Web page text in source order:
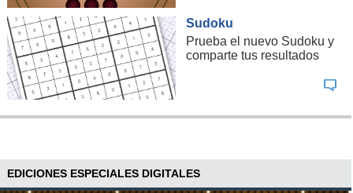
Sudoku
Prueba el nuevo Sudoku y
comparte tus resultados
EDICIONES ESPECIALES DIGITALES